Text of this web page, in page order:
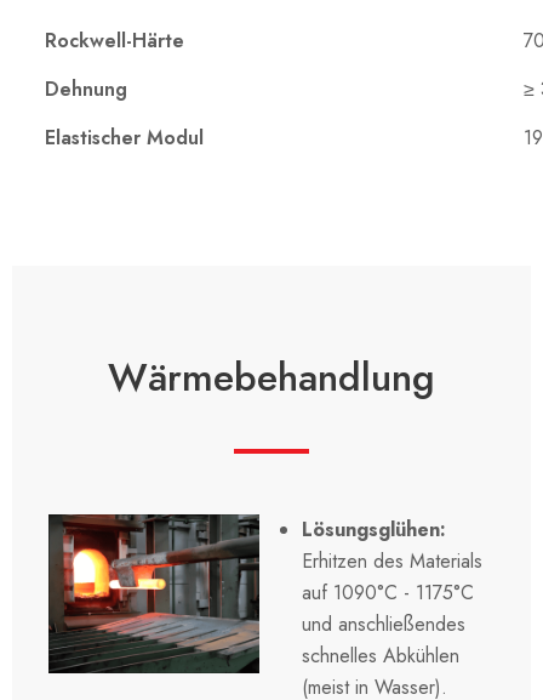
Rockwell-Härte
Dehnung
≥
Elastischer Modul
Wärmebehandlung
Lösungsglühen:
Erhitzen des Materials
auf 1090°C - 1175°C
und anschließendes
schnelles Abkühlen
(meist in Wasser).